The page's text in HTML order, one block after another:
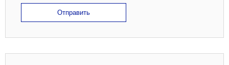
Отправить